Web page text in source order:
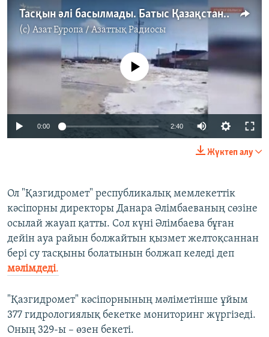
Тасқын әлі басылмады. Батыс Қазақстанға қауіп күшейді
(c) Азат Еуропа / Азаттық Радиосы
720p
No media source currently available
0:00 2:40
720p
Жүктеп алу
Ол "Қазгидромет" республикалық мемлекеттік
кәсіпорны директоры Данара Әлімбаеваның сөзіне
осылай жауап қатты. Сол күні Әлімбаева бұған
дейін ауа райын болжайтын қызмет желтоқсаннан
бері су тасқыны болатынын болжап келеді деп
мәлімдеді.
"Қазгидромет" кәсіпорнының мәліметінше ұйым
377 гидрологиялық бекетке мониторинг жүргізеді.
Оның 329-ы – өзен бекеті.